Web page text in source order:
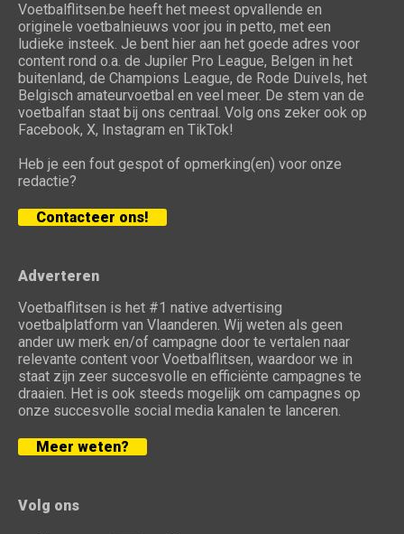
Voetbalflitsen.be heeft het meest opvallende en
originele voetbalnieuws voor jou in petto, met een
ludieke insteek. Je bent hier aan het goede adres voor
content rond o.a. de Jupiler Pro League, Belgen in het
buitenland, de Champions League, de Rode Duivels, het
Belgisch amateurvoetbal en veel meer. De stem van de
voetbalfan staat bij ons centraal. Volg ons zeker ook op
Facebook, X, Instagram en TikTok!
Heb je een fout gespot of opmerking(en) voor onze
redactie?
Contacteer ons!
Adverteren
Voetbalflitsen is het #1 native advertising
voetbalplatform van Vlaanderen. Wij weten als geen
ander uw merk en/of campagne door te vertalen naar
relevante content voor Voetbalflitsen, waardoor we in
staat zijn zeer succesvolle en efficiënte campagnes te
draaien. Het is ook steeds mogelijk om campagnes op
onze succesvolle social media kanalen te lanceren.
Meer weten?
Volg ons